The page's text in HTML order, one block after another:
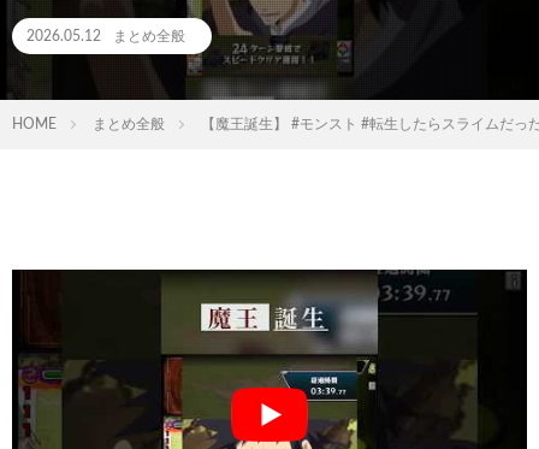
2026.05.12 まとめ全般
HOME まとめ全般 【魔王誕生】 #モンスト #転生したらスライムだっ